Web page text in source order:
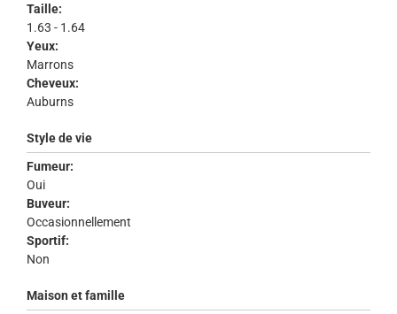
Taille:
1.63 - 1.64
Yeux:
Marrons
Cheveux:
Auburns
Style de vie
Fumeur:
Oui
Buveur:
Occasionnellement
Sportif:
Non
Maison et famille